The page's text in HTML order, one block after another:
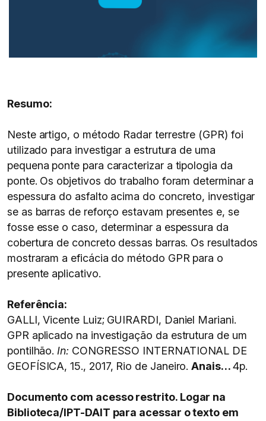
Resumo:
Neste artigo, o método Radar terrestre (GPR) foi
utilizado para investigar a estrutura de uma
pequena ponte para caracterizar a tipologia da
ponte. Os objetivos do trabalho foram determinar a
espessura do asfalto acima do concreto, investigar
se as barras de reforço estavam presentes e, se
fosse esse o caso, determinar a espessura da
cobertura de concreto dessas barras. Os resultados
mostraram a eficácia do método GPR para o
presente aplicativo.
Referência:
GALLI, Vicente Luiz; GUIRARDI, Daniel Mariani.
GPR aplicado na investigação da estrutura de um
pontilhão. In: CONGRESSO INTERNATIONAL DE
GEOFÍSICA, 15., 2017, Rio de Janeiro.Anais…4p.
Documento com acesso restrito. Logar na
Biblioteca/IPT-DAIT para acessar o texto em